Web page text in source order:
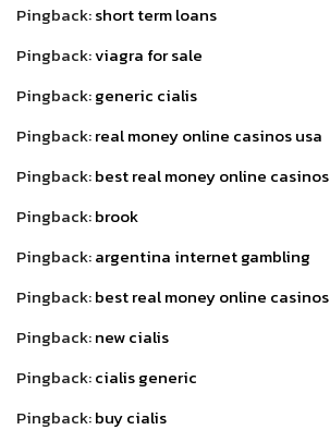
Pingback:short term loans
Pingback:viagra for sale
Pingback:generic cialis
Pingback:real money online casinos usa
Pingback:best real money online casinos
Pingback:brook
Pingback:argentina internet gambling
Pingback:best real money online casinos
Pingback:new cialis
Pingback:cialis generic
Pingback:buy cialis